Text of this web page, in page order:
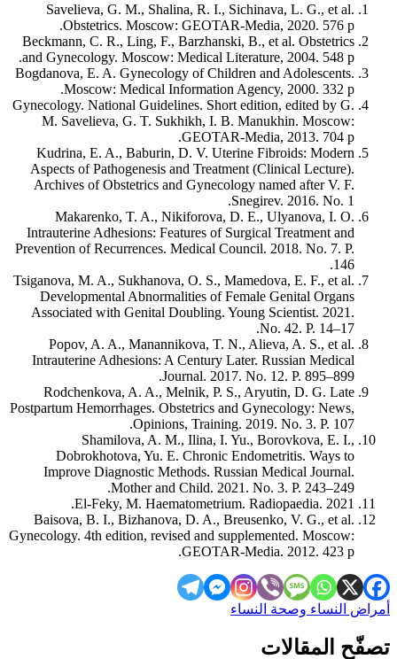
Savelieva, G. M., Shalina, R. I., Sichinava, L. G., et al.
Obstetrics. Moscow: GEOTAR-Media, 2020. 576 p.
Beckmann, C. R., Ling, F., Barzhanski, B., et al. Obstetrics
and Gynecology. Moscow: Medical Literature, 2004. 548 p.
Bogdanova, E. A. Gynecology of Children and Adolescents.
Moscow: Medical Information Agency, 2000. 332 p.
Gynecology. National Guidelines. Short edition, edited by G.
M. Savelieva, G. T. Sukhikh, I. B. Manukhin. Moscow:
GEOTAR-Media, 2013. 704 p.
Kudrina, E. A., Baburin, D. V. Uterine Fibroids: Modern
Aspects of Pathogenesis and Treatment (Clinical Lecture).
Archives of Obstetrics and Gynecology named after V. F.
Snegirev. 2016. No. 1.
Makarenko, T. A., Nikiforova, D. E., Ulyanova, I. O.
Intrauterine Adhesions: Features of Surgical Treatment and
Prevention of Recurrences. Medical Council. 2018. No. 7. P.
146.
Tsiganova, M. A., Sukhanova, O. S., Mamedova, E. F., et al.
Developmental Abnormalities of Female Genital Organs
Associated with Genital Doubling. Young Scientist. 2021.
No. 42. P. 14–17.
Popov, A. A., Manannikova, T. N., Alieva, A. S., et al.
Intrauterine Adhesions: A Century Later. Russian Medical
Journal. 2017. No. 12. P. 895–899.
Rodchenkova, A. A., Melnik, P. S., Aryutin, D. G. Late
Postpartum Hemorrhages. Obstetrics and Gynecology: News,
Opinions, Training. 2019. No. 3. P. 107.
Shamilova, A. M., Ilina, I. Yu., Borovkova, E. I.,
Dobrokhotova, Yu. E. Chronic Endometritis. Ways to
Improve Diagnostic Methods. Russian Medical Journal.
Mother and Child. 2021. No. 3. P. 243–249.
El-Feky, M. Haematometrium. Radiopaedia. 2021.
Baisova, B. I., Bizhanova, D. A., Breusenko, V. G., et al.
Gynecology. 4th edition, revised and supplemented. Moscow:
GEOTAR-Media. 2012. 423 p.
أمراض النساء وصحة النساء
تصفّح المقالات